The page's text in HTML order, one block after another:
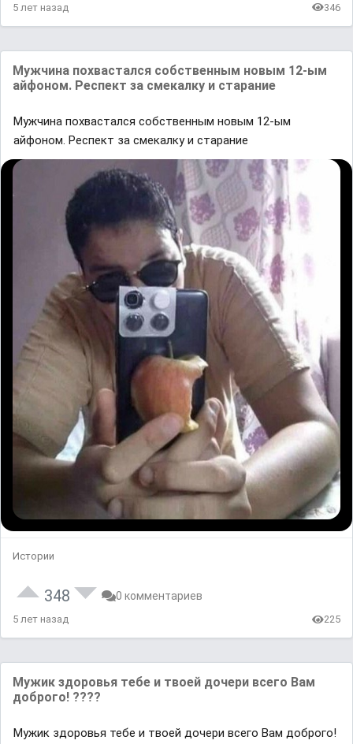
5 лет назад 346
Мужчина похвастался собственным новым 12-ым
айфоном. Респект за смекалку и старание
Мужчина похвастался собственным новым 12-ым
айфоном. Респект за смекалку и старание
Истории
348 0 комментариев
5 лет назад 225
Мужик здоровья тебе и твоей дочери всего Вам
доброго! ????
Мужик здоровья тебе и твоей дочери всего Вам доброго!